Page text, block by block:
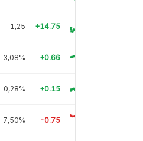
1,25 +14.75
3,08% +0.66
0,28% +0.15
7,50% -0.75